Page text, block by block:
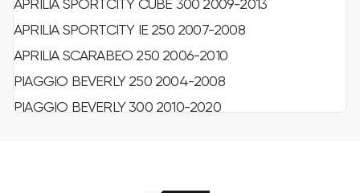
APRILIA SPORTCITY CUBE 300 2009-2013
APRILIA SPORTCITY IE 250 2007-2008
APRILIA SCARABEO 250 2006-2010
PIAGGIO BEVERLY 250 2004-2008
PIAGGIO BEVERLY 300 2010-2020